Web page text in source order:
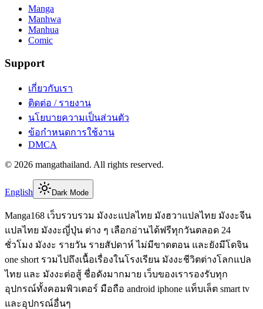
Manga
Manhwa
Manhua
Comic
Support
เกี่ยวกับเรา
ติดต่อ / รายงาน
นโยบายความเป็นส่วนตัว
ข้อกำหนดการใช้งาน
DMCA
© 2026 mangathailand. All rights reserved.
English Dark Mode
Manga168 เว็บรวบรวม มังงะแปลไทย มังฮวาแปลไทย มังงะจีน
แปลไทย มังงะญี่ปุ่น ต่าง ๆ เลือกอ่านได้ฟรีทุกวันตลอด 24
ชั่วโมง มังงะ รายวัน รายสัปดาห์ ไม่มีขาดตอน และยังมีโดจิน
one short รวมไปถึงเนื้อเรื่องในโรงเรียน มังงะชีวิตต่างโลกแปล
ไทย และ มังงะต่อสู้ ชื่อดังมากมาย เว็บของเรารองรับทุก
อุปกรณ์ทั้งคอมพิวเตอร์ มือถือ android iphone แท็บเล็ต smart tv
และอุปกรณ์อื่นๆ